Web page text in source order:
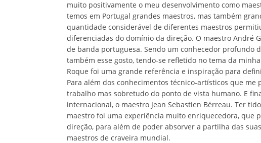
muito positivamente o meu desenvolvimento como
temos em Portugal grandes maestros, mas também
quantidade considerável de diferentes maestros
diferenciadas do domínio da direção. O maestro André
de banda portuguesa. Sendo um conhecedor profundo
também esse gosto, tendo-se refletido no tema da
Roque foi uma grande referência e inspiração para
Para além dos conhecimentos técnico-artísticos que
trabalho mas sobretudo do ponto de vista humano. E
internacional, o maestro Jean Sebastien Bérreau. Ter
maestro foi uma experiência muito enriquecedora, que
direção, para além de poder absorver a partilha das
maestros de craveira mundial.